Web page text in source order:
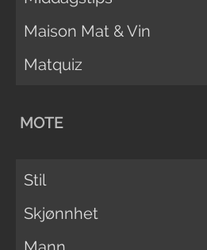
Maison Mat & Vin
Matquiz
MOTE
Stil
Skjønnhet